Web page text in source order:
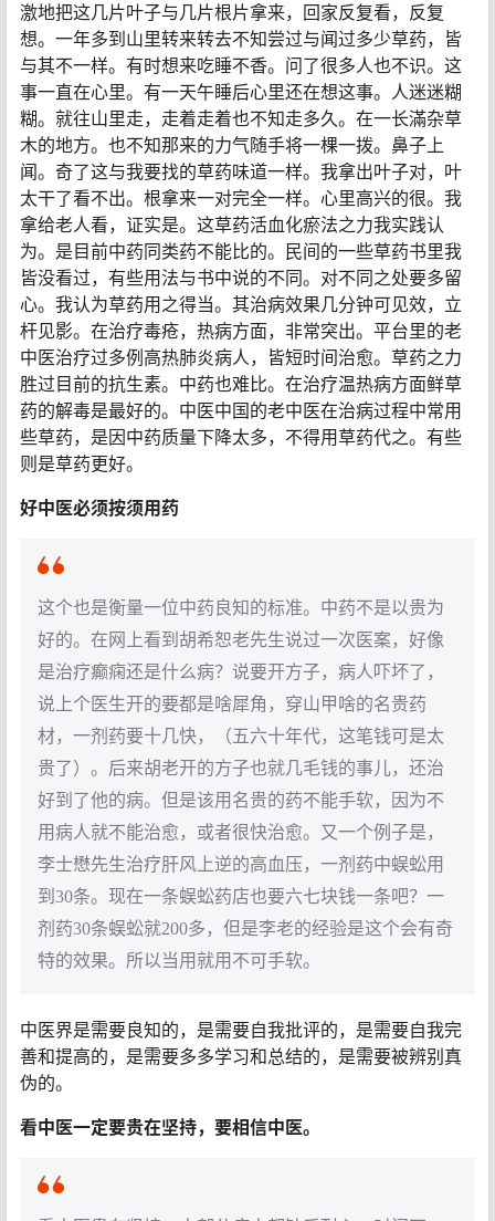
激地把这几片叶子与几片根片拿来，回家反复看，反复
想。一年多到山里转来转去不知尝过与闻过多少草药，皆
与其不一样。有时想来吃睡不香。问了很多人也不识。这
事一直在心里。有一天午睡后心里还在想这事。人迷迷糊
糊。就往山里走，走着走着也不知走多久。在一长滿杂草
木的地方。也不知那来的力气随手将一棵一拨。鼻子上
闻。奇了这与我要找的草药味道一样。我拿出叶子对，叶
太干了看不出。根拿来一对完全一样。心里高兴的很。我
拿给老人看，证实是。这草药活血化瘀法之力我实践认
为。是目前中药同类药不能比的。民间的一些草药书里我
皆没看过，有些用法与书中说的不同。对不同之处要多留
心。我认为草药用之得当。其治病效果几分钟可见效，立
杆见影。在治疗毒疮，热病方面，非常突出。平台里的老
中医治疗过多例高热肺炎病人，皆短时间治愈。草药之力
胜过目前的抗生素。中药也难比。在治疗温热病方面鲜草
药的解毒是最好的。中医中国的老中医在治病过程中常用
些草药，是因中药质量下降太多，不得用草药代之。有些
则是草药更好。
好中医必须按须用药
这个也是衡量一位中药良知的标准。中药不是以贵为
好的。在网上看到胡希恕老先生说过一次医案，好像
是治疗癫痫还是什么病？说要开方子，病人吓坏了，
说上个医生开的要都是啥犀角，穿山甲啥的名贵药
材，一剂药要十几快，（五六十年代，这笔钱可是太
贵了）。后来胡老开的方子也就几毛钱的事儿，还治
好到了他的病。但是该用名贵的药不能手软，因为不
用病人就不能治愈，或者很快治愈。又一个例子是，
李士懋先生治疗肝风上逆的高血压，一剂药中蜈蚣用
到30条。现在一条蜈蚣药店也要六七块钱一条吧？一
剂药30条蜈蚣就200多，但是李老的经验是这个会有奇
特的效果。所以当用就用不可手软。
中医界是需要良知的，是需要自我批评的，是需要自我完
善和提高的，是需要多多学习和总结的，是需要被辨别真
伪的。
看中医一定要贵在坚持，要相信中医。